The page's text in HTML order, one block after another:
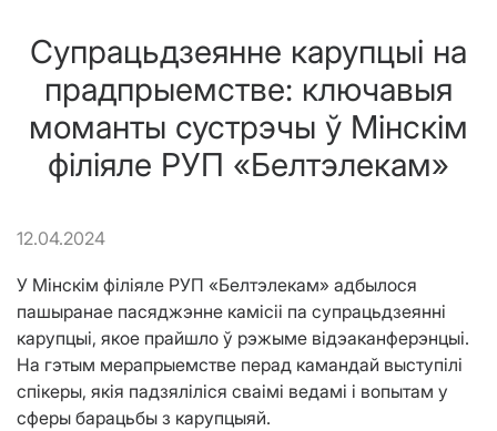
Супрацьдзеянне карупцыі на
прадпрыемстве: ключавыя
моманты сустрэчы ў Мінскім
філіяле РУП «Белтэлекам»
12.04.2024
У Мінскім філіяле РУП «Белтэлекам» адбылося
пашыранае пасяджэнне камісіі па супрацьдзеянні
карупцыі, якое прайшло ў рэжыме відэаканферэнцыі.
На гэтым мерапрыемстве перад камандай выступілі
спікеры, якія падзяліліся сваімі ведамі і вопытам у
сферы барацьбы з карупцыяй.